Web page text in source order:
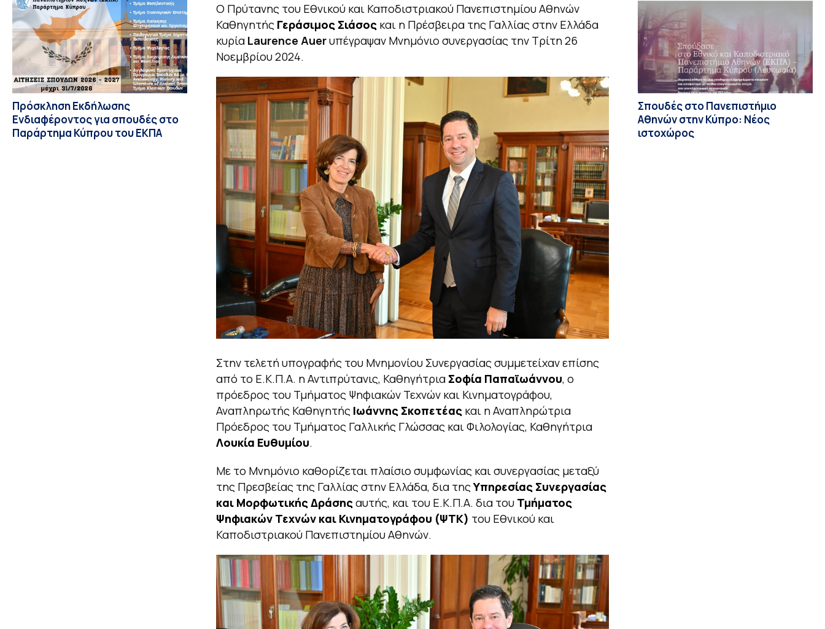
Πρόσκληση Εκδήλωσης
Ενδιαφέροντος για σπουδές στο
Παράρτημα Κύπρου του ΕΚΠΑ
Ο Πρύτανης του Εθνικού και Καποδιστριακού Πανεπιστημίου Αθηνών
Καθηγητής Γεράσιμος Σιάσος και η Πρέσβειρα της Γαλλίας στην Ελλάδα
κυρία Laurence Auerυπέγραψαν Μνημόνιο συνεργασίας την Τρίτη 26
Νοεμβρίου 2024.
Στην τελετή υπογραφής του Μνημονίου Συνεργασίας συμμετείχαν επίσης
από το Ε.Κ.Π.Α. η Αντιπρύτανις, Καθηγήτρια Σοφία Παπαϊωάννου, ο
πρόεδρος του Τμήματος Ψηφιακών Τεχνών και Κινηματογράφου,
Αναπληρωτής Καθηγητής Ιωάννης Σκοπετέας και η Αναπληρώτρια
Πρόεδρος του Τμήματος Γαλλικής Γλώσσας και Φιλολογίας, Καθηγήτρια
Λουκία Ευθυμίου.
Με το Μνημόνιο καθορίζεται πλαίσιο συμφωνίας και συνεργασίας μεταξύ
της Πρεσβείας της Γαλλίας στην Ελλάδα, δια τηςΥπηρεσίας Συνεργασίας
και Μορφωτικής Δράσης αυτής, και του Ε.Κ.Π.Α. δια του Τμήματος
Ψηφιακών Τεχνών και Κινηματογράφου (ΨΤΚ) του Εθνικού και
Καποδιστριακού Πανεπιστημίου Αθηνών.
Σπουδές στο Πανεπιστήμιο
Αθηνών στην Κύπρο: Νέος
ιστοχώρος